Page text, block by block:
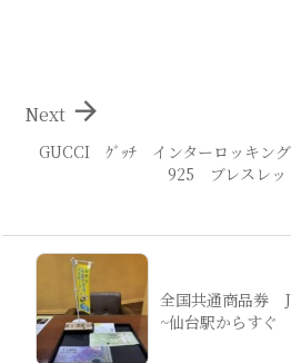
GUCCI ｸﾞｯﾁ インターロッキン
925 ブレスレッ

Next
全国共通商品券
~仙台駅からすぐ